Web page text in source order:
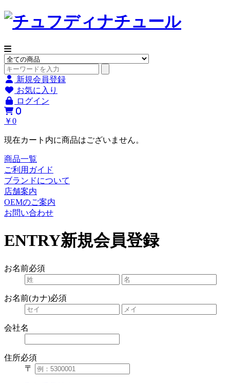
新規会員登録
お気に入り
ログイン
0
￥0
現在カート内に商品はございません。
商品一覧
ご利用ガイド
ブランドについて
店舗案内
OEMのご案内
お問い合わせ
ENTRY新規会員登録
お名前必須
お名前(カナ)必須
会社名
住所必須
〒